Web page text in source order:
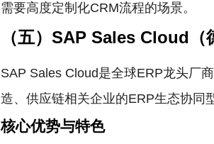
需要高度定制化CRM流程的场景。
（五）SAP Sales Cloud（
SAP Sales Cloud是全球ERP龙头厂
造、供应链相关企业的ERP生态协同
核心优势与特色